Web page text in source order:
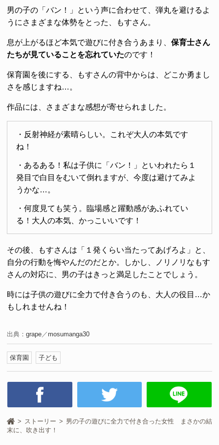
男の子の「バン！」という声に合わせて、弾丸を避けるよ
うにさまざまな体勢をとった、もすさん。
息が上がるほど本気で遊びに付き合うあまり、 保育士さん
たちが見ていることを忘れていたのです！
保育園を後にする、もすさんの背中からは、どこか勇まし
さを感じますね…。
作品には、さまざまな感想が寄せられました。
・反射神経が素晴らしい。これぞ大人の本気です
ね！
・あるある！私は子供に「バン！」といわれたら１
発目で白目をむいて倒れますが、今度は避けてみよ
うかな…。
・何度見ても笑う。臨場感と躍動感があふれてい
る！大人の本気、かっこいいです！
その後、もすさんは「１発くらい当たってあげろよ」と、
自分の行動を悔やんだのだとか。しかし、ノリノリなもす
さんの対応に、男の子はきっと満足したことでしょう。
時には子供の遊びに全力で付き合うのも、大人の役目…か
もしれませんね！
出典： grape／mosumanga30
保育園 子ども
ストーリー
男の子の遊びに全力で付き合った女性 まさかの結
末に、吹き出す！